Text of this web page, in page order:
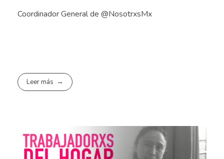
Coordinador General de @NosotrxsMx
Leer más